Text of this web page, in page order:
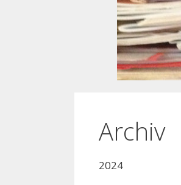
Archiv
2024